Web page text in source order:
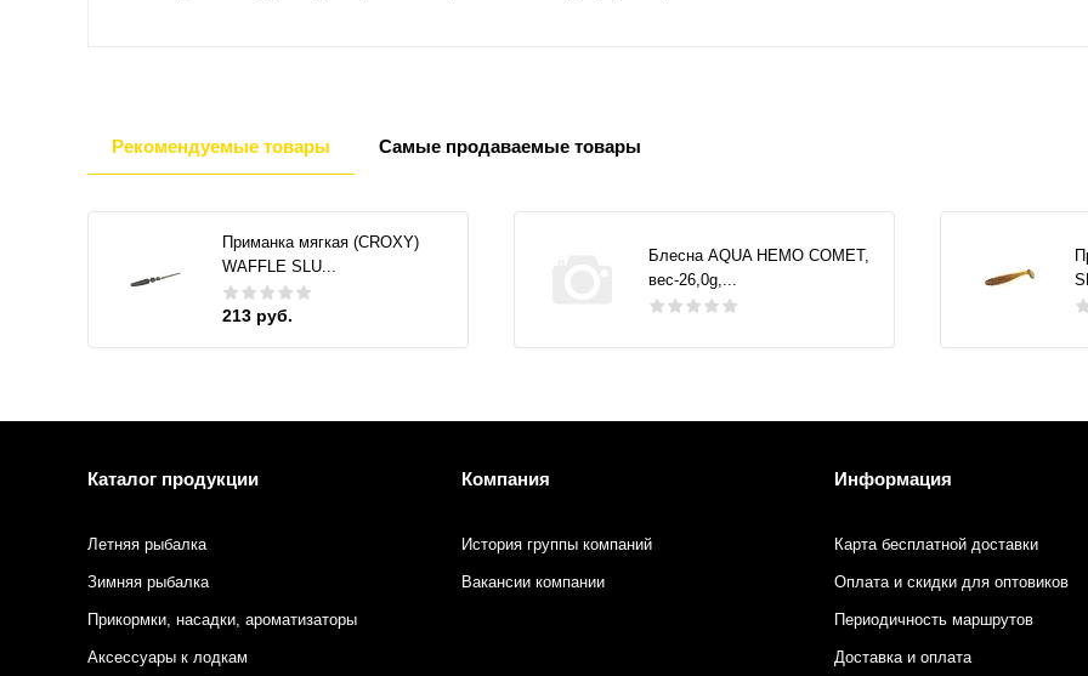
Рекомендуемые товары Самые продаваемые товары
Приманка мягкая (CROXY)
WAFFLE SLU...
213 руб.
Блесна AQUA НЕМО COMET,
вес-26,0g,...
Каталог продукции
Летняя рыбалка
Зимняя рыбалка
Прикормки, насадки, ароматизаторы
Аксессуары к лодкам
Компания
История группы компаний
Вакансии компании
Информация
Карта бесплатной доставки
Оплата и скидки для оптовиков
Периодичность маршрутов
Доставка и оплата